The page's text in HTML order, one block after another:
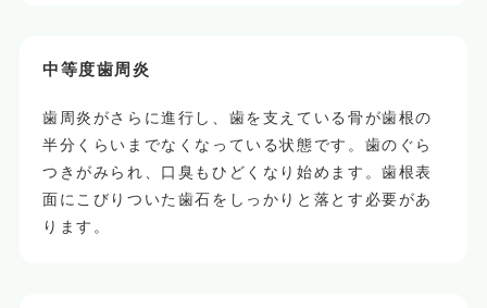
中等度歯周炎
歯周炎がさらに進行し、歯を支えている骨が歯根の
半分くらいまでなくなっている状態です。歯のぐら
つきがみられ、口臭もひどくなり始めます。歯根表
面にこびりついた歯石をしっかりと落とす必要があ
ります。